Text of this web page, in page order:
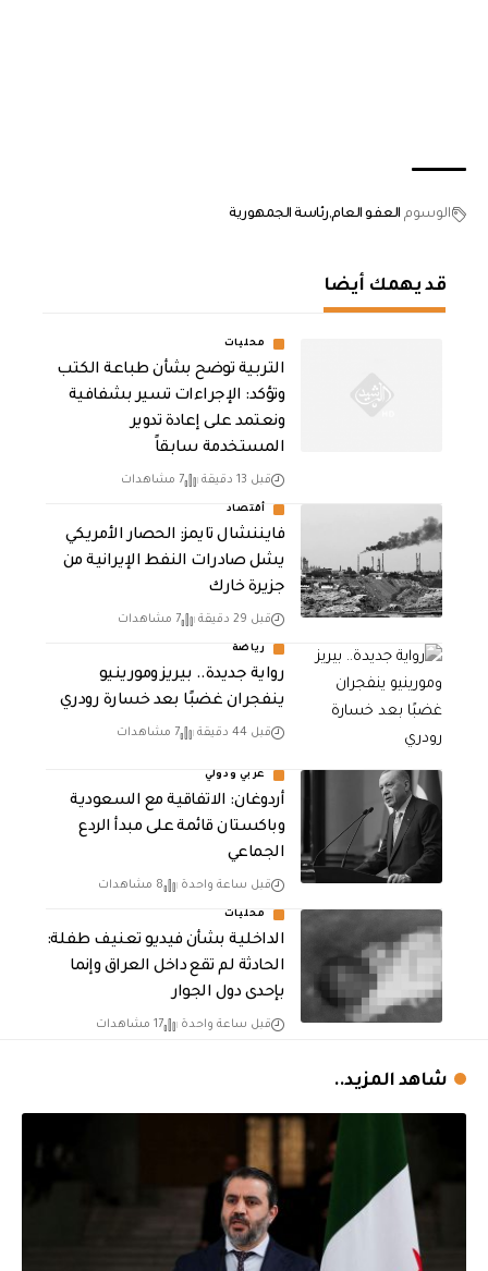
الوسوم العفو العام رئاسة الجمهورية
قد يهمك أيضا
محليات
التربية توضح بشأن طباعة الكتب
وتؤكد: الإجراءات تسير بشفافية
ونعتمد على إعادة تدوير
المستخدمة سابقاً
قبل 13 دقيقة 7 مشاهدات
أقتصاد
فايننشال تايمز: الحصار الأمريكي
يشل صادرات النفط الإيرانية من
جزيرة خارك
قبل 29 دقيقة 7 مشاهدات
رياضة
رواية جديدة.. بيريز ومورينيو
ينفجران غضبًا بعد خسارة رودري
قبل 44 دقيقة 7 مشاهدات
عربي ودولي
أردوغان: الاتفاقية مع السعودية
وباكستان قائمة على مبدأ الردع
الجماعي
قبل ساعة واحدة 8 مشاهدات
محليات
الداخلية بشأن فيديو تعنيف طفلة:
الحادثة لم تقع داخل العراق وإنما
بإحدى دول الجوار
قبل ساعة واحدة 17 مشاهدات
شاهد المزيد..